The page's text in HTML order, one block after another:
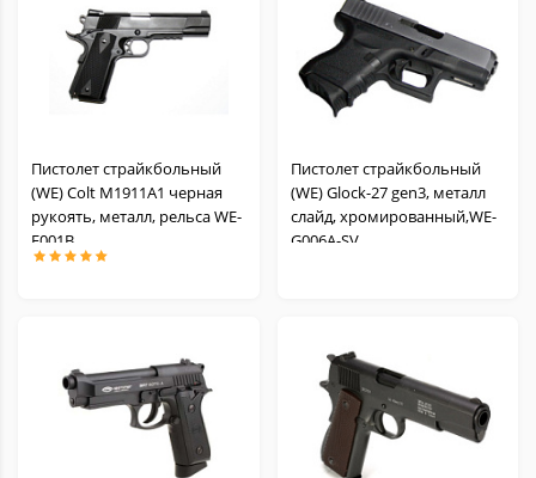
Пистолет страйкбольный
(WE) Colt М1911А1 черная
рукоять, металл, рельса WE-
E001B
Пистолет страйкбольный
(WE) Glock-27 gen3, металл
слайд, хромированный,WE-
G006A-SV